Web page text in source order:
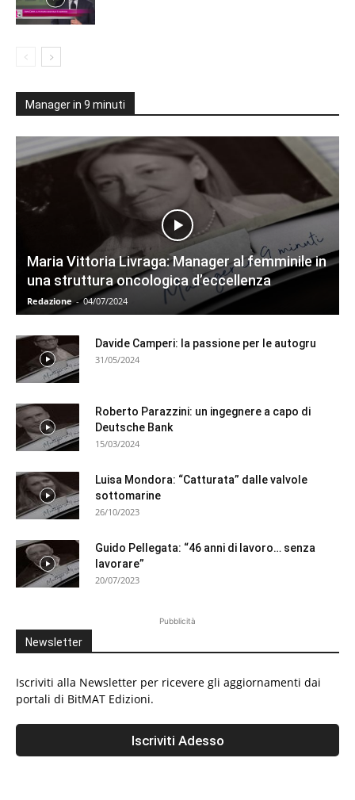
Manager in 9 minuti
Maria Vittoria Livraga: Manager al femminile in
una struttura oncologica d’eccellenza
Redazione - 04/07/2024
Davide Camperi: la passione per le autogru
31/05/2024
Roberto Parazzini: un ingegnere a capo di
Deutsche Bank
15/03/2024
Luisa Mondora: “Catturata” dalle valvole
sottomarine
26/10/2023
Guido Pellegata: “46 anni di lavoro… senza
lavorare”
20/07/2023
Pubblicità
Newsletter
Iscriviti alla Newsletter per ricevere gli aggiornamenti dai
portali di BitMAT Edizioni.